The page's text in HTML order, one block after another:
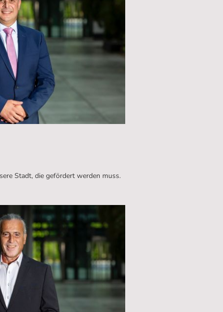
Stadt, die gefördert werden muss.